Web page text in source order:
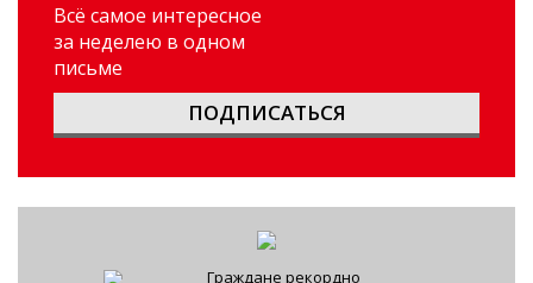
Всё самое интересное
за неделею в одном
письме
ПОДПИСАТЬСЯ
Граждане рекордно